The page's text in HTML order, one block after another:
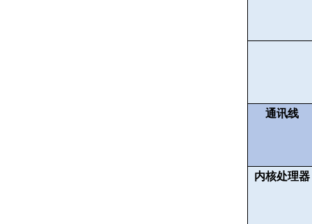
通讯线
内核处理器